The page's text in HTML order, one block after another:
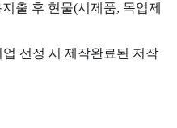
출 후 현물(시제품, 목업제
업 선정 시 제작완료된 저작